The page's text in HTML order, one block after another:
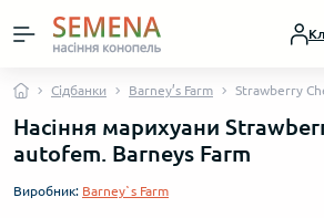
Сідбанки Barney’s Farm Strawberry
Насіння марихуани
autofem. Barneys Farm
Виробник: Barney`s Farm